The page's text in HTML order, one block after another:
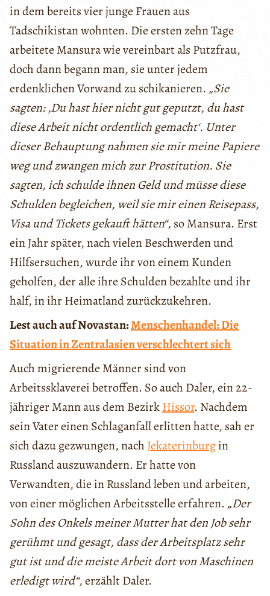
in dem bereits vier junge Frauen aus
Tadschikistan wohnten. Die ersten zehn Tage
arbeitete Mansura wie vereinbart als Putzfrau,
doch dann begann man, sie unter jedem
erdenklichen Vorwand zu schikanieren. „Sie
sagten: ‚Du hast hier nicht gut geputzt, du hast
diese Arbeit nicht ordentlich gemacht‘. Unter
dieser Behauptung nahmen sie mir meine Papiere
weg und zwangen mich zur Prostitution. Sie
sagten, ich schulde ihnen Geld und müsse diese
Schulden begleichen, weil sie mir einen Reisepass,
Visa und Tickets gekauft hätten“, so Mansura. Erst
ein Jahr später, nach vielen Beschwerden und
Hilfsersuchen, wurde ihr von einem Kunden
geholfen, der alle ihre Schulden bezahlte und ihr
half, in ihr Heimatland zurückzukehren.
Lest auch auf Novastan:Menschenhandel: Die
Situation in Zentralasien verschlechtert sich
Auch migrierende Männer sind von
Arbeitssklaverei betroffen. So auch Daler, ein 22-
jähriger Mann aus dem BezirkHissor. Nachdem
sein Vater einen Schlaganfall erlitten hatte, sah er
sich dazu gezwungen, nach Jekaterinburgin
Russland auszuwandern. Er hatte von
Verwandten, die in Russland leben und arbeiten,
von einer möglichen Arbeitsstelle erfahren. „Der
Sohn des Onkels meiner Mutter hat den Job sehr
gerühmt und gesagt, dass der Arbeitsplatz sehr
gut ist und die meiste Arbeit dort von Maschinen
erledigt wird“,erzählt Daler.